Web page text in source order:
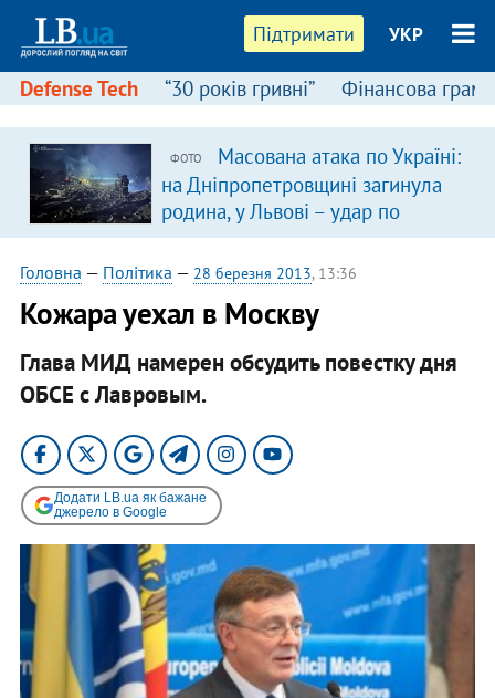
Підтримати УКР
Defense Tech “30 років гривні” Фінансова
ФОТО
Масована атака по Україні:
на Дніпропетровщині загинула
родина, у Львові – удар по
багатоповерхівках
(доповнюється)
Головна — Політика — 28 березня 2013, 13:36
Кожара уехал в Москву
Глава МИД намерен обсудить повестку дня
ОБСЕ с Лавровым.
Додати LB.ua як бажане
джерело в Google